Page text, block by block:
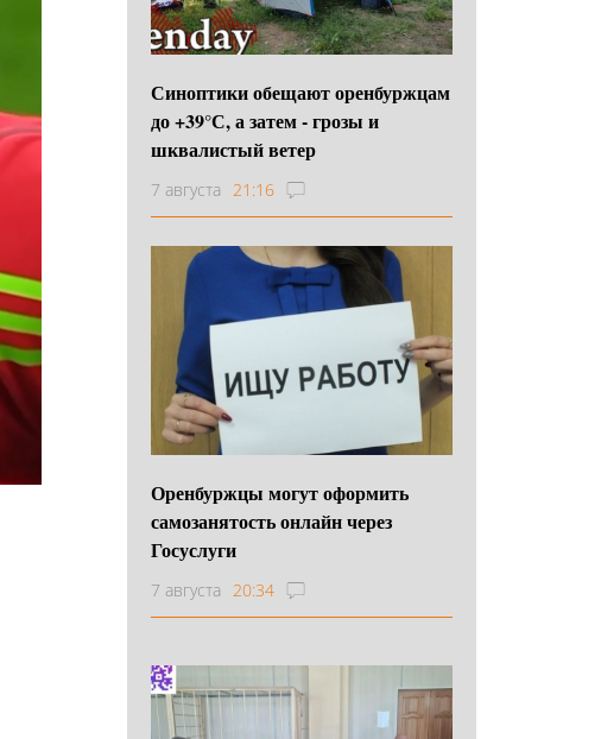
Синоптики обещают оренбуржцам
до +39°С, а затем - грозы и
шквалистый ветер
7 августа 21:16
Оренбуржцы могут оформить
самозанятость онлайн через
Госуслуги
7 августа 20:34